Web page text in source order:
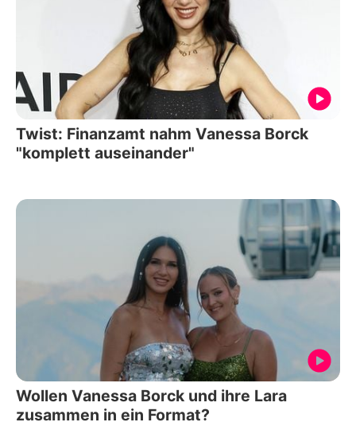
Twist: Finanzamt nahm Vanessa Borck
"komplett auseinander"
Wollen Vanessa Borck und ihre Lara
zusammen in ein Format?